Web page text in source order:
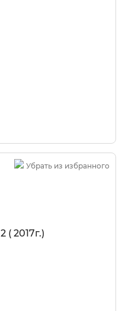
Убрать из избранного